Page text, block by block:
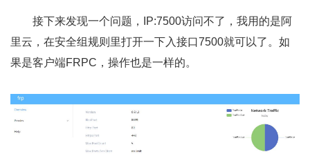
接下来发现一个问题，IP:7500访问不了，我用的是阿
里云，在安全组规则里打开一下入接口7500就可以了。如
果是客户端FRPC，操作也是一样的。